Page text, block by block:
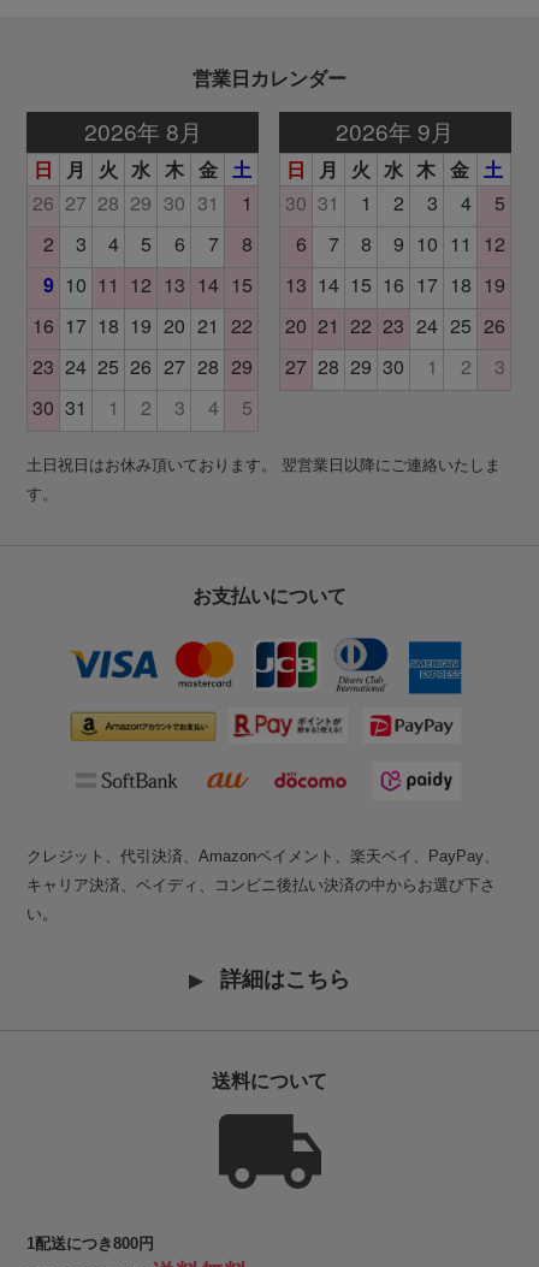
営業日カレンダー
土日祝日はお休み頂いております。 翌営業日以降にご連絡いたしま
す。
お支払いについて
クレジット、代引決済、Amazonペイメント、楽天ペイ、PayPay、
キャリア決済、ペイディ、コンビニ後払い決済の中からお選び下さ
い。
詳細はこちら
送料について
1配送につき800円